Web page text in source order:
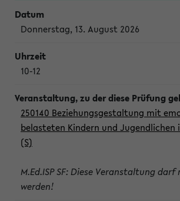
Donnerstag, 13. August 2026
10-12
250140 Beziehungsgestaltung mit
belasteten Kindern und Jugendlichen
(S)
M.Ed.ISP SF: Diese Veranstaltung
werden!